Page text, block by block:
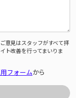
意見はスタッフがすべて拝
ト改善を行ってまいりま
フォームから